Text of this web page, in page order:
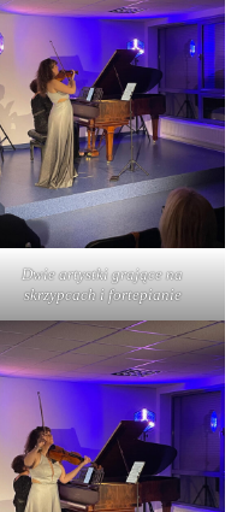
Dwie artystki grające na
skrzypcach i fortepianie